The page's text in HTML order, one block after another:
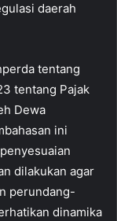
daerah
tentang
tentang Pajak
Dewa
ini
dilakukan agar
perundang-
dinamika